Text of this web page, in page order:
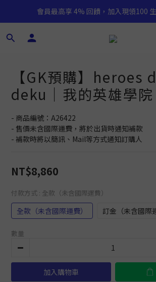
會員最高享 4% 回饋，加入現領100
【GK預購】heroes
deku｜我的英雄學院
- 商品編號：A26422
- 售價未含國際運費，將於出貨時通知補款
- 補款時將以簡訊、Mail等方式通知訂購人
NT$8,860
付款方式 : 全款（未含國際運費）
全款（未含國際運費） 訂金（未含國際
數量
加入購物車